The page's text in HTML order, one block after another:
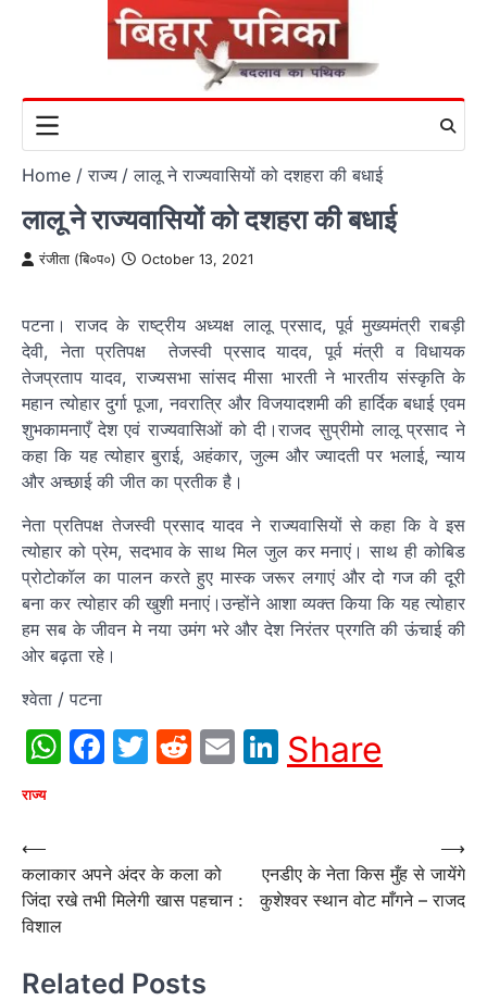
Home राज्य लालू ने राज्यवासियों को दशहरा की बधाई
लालू ने राज्यवासियों को दशहरा की बधाई
रंजीता (बि०प०) October 13, 2021
पटना। राजद के राष्ट्रीय अध्यक्ष लालू प्रसाद, पूर्व मुख्यमंत्री राबड़ी
देवी, नेता प्रतिपक्ष तेजस्वी प्रसाद यादव, पूर्व मंत्री व विधायक
तेजप्रताप यादव, राज्यसभा सांसद मीसा भारती ने भारतीय संस्कृति के
महान त्योहार दुर्गा पूजा, नवरात्रि और विजयादशमी की हार्दिक बधाई एवम
शुभकामनाएँ देश एवं राज्यवासिओं को दी।राजद सुप्रीमो लालू प्रसाद ने
कहा कि यह त्योहार बुराई, अहंकार, जुल्म और ज्यादती पर भलाई, न्याय
और अच्छाई की जीत का प्रतीक है।
नेता प्रतिपक्ष तेजस्वी प्रसाद यादव ने राज्यवासियों से कहा कि वे इस
त्योहार को प्रेम, सदभाव के साथ मिल जुल कर मनाएं। साथ ही कोबिड
प्रोटोकॉल का पालन करते हुए मास्क जरूर लगाएं और दो गज की दूरी
बना कर त्योहार की खुशी मनाएं।उन्होंने आशा व्यक्त किया कि यह त्योहार
हम सब के जीवन मे नया उमंग भरे और देश निरंतर प्रगति की ऊंचाई की
ओर बढ़ता रहे।
श्वेता / पटना
WhatsApp
Facebook
Twitter
Reddit
EmailLinkedIn
Share
राज्य
Post
navigation
⟵
कलाकार अपने अंदर के कला को
जिंदा रखे तभी मिलेगी खास पहचान :
विशाल
एनडीए के नेता किस मुँह से जायेंगे
कुशेश्वर स्थान वोट माँगने – राजद
⟶
Related Posts